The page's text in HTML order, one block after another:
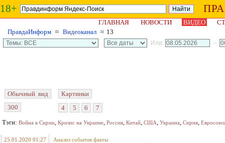
18+
ГЛАВНАЯ НОВОСТИ ВИДЕО
ПравдаИнформ ≈ Видеоканал ≈ 13
Или: –
Обычный вид
300
Картинки
4
5 6
7
Тэги: Война в Сирии, Кризис на Украине, Россия, Китай, США, Украина, Сирия, Евросоюз
25.01.2020 01:27 Анализ события факты